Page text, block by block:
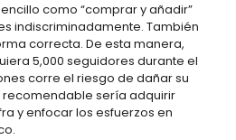
como “comprar y añadir”
indiscriminadamente. También
correcta. De esta manera,
5,000 seguidores durante el
corre el riesgo de dañar su
recomendable sería adquirir
y enfocar los esfuerzos en